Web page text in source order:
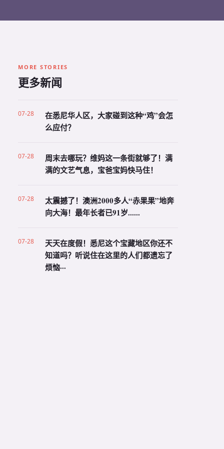
MORE STORIES
更多新闻
07-28
在悉尼华人区，大家碰到这种“鸡”会怎
么应付？
07-28
周末去哪玩？维妈这一条街就够了！满
满的文艺气息，宝爸宝妈快马住！
07-28
太震撼了！澳洲2000多人“赤果果”地奔
向大海！最年长者已91岁......
07-28
天天在度假！悉尼这个宝藏地区你还不
知道吗？听说住在这里的人们都遗忘了
烦恼···